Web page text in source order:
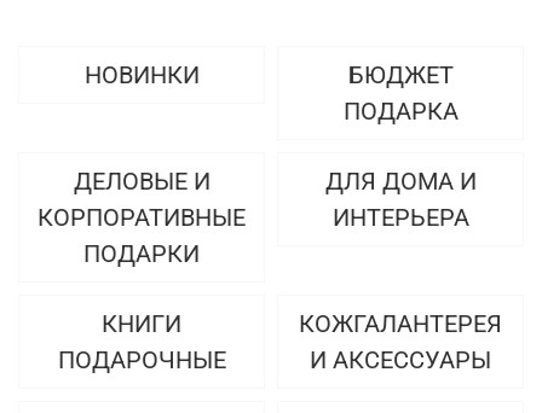
НОВИНКИ
БЮДЖЕТ
ПОДАРКА
ДЕЛОВЫЕ И
КОРПОРАТИВНЫЕ
ПОДАРКИ
ДЛЯ ДОМА И
ИНТЕРЬЕРА
КНИГИ
ПОДАРОЧНЫЕ
КОЖГАЛАНТЕРЕЯ
И АКСЕССУАРЫ